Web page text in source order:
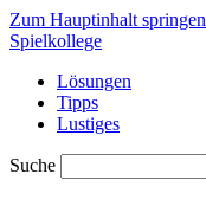
Zum Hauptinhalt springen
Spielkollege
Lösungen
Tipps
Lustiges
Suche